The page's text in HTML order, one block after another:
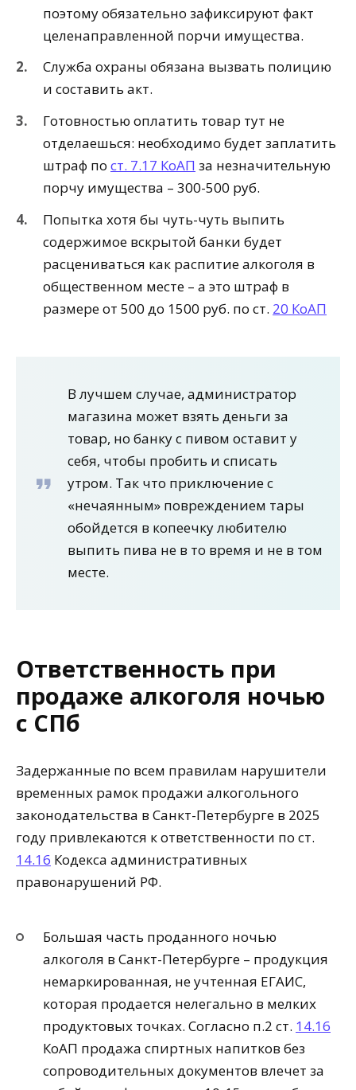
поэтому обязательно зафиксируют факт
целенаправленной порчи имущества.
Служба охраны обязана вызвать полицию
и составить акт.
Готовностью оплатить товар тут не
отделаешься: необходимо будет заплатить
штраф по ст. 7.17 КоАП за незначительную
порчу имущества – 300-500 руб.
Попытка хотя бы чуть-чуть выпить
содержимое вскрытой банки будет
расцениваться как распитие алкоголя в
общественном месте – а это штраф в
размере от 500 до 1500 руб. по ст. 20 КоАП
В лучшем случае, администратор
магазина может взять деньги за
товар, но банку с пивом оставит у
себя, чтобы пробить и списать
утром. Так что приключение с
«нечаянным» повреждением тары
обойдется в копеечку любителю
выпить пива не в то время и не в том
месте.
Ответственность при
продаже алкоголя ночью
с СПб
Задержанные по всем правилам нарушители
временных рамок продажи алкогольного
законодательства в Санкт-Петербурге в 2025
году привлекаются к ответственности по ст.
14.16 Кодекса административных
правонарушений РФ.
Большая часть проданного ночью
алкоголя в Санкт-Петербурге – продукция
немаркированная, не учтенная ЕГАИС,
которая продается нелегально в мелких
продуктовых точках. Согласно п.2 ст. 14.16
КоАП продажа спиртных напитков без
сопроводительных документов влечет за